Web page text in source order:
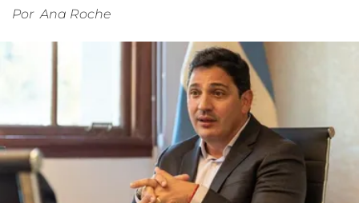
Por Ana Roche